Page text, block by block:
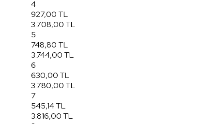
4
927,00 TL
3.708,00 TL
5
748,80 TL
3.744,00 TL
6
630,00 TL
3.780,00 TL
7
545,14 TL
3.816,00 TL